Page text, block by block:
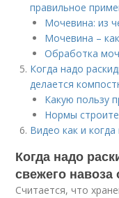
правильное
Мочевина: из
Мочевина –
Обработка
Когда надо
делается
Какую пользу
Нормы
Видео как и
Когда надо
свежего
Считается, что